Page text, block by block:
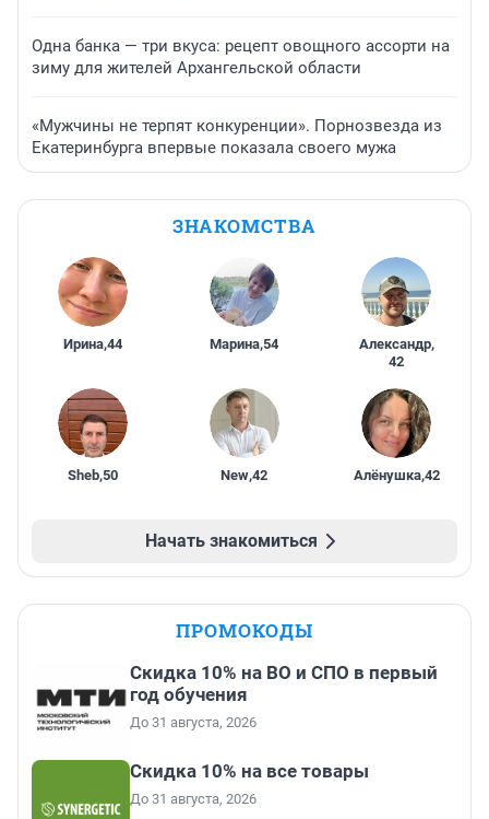
Одна банка — три вкуса: рецепт овощного ассорти на
зиму для жителей Архангельской области
«Мужчины не терпят конкуренции». Порнозвезда из
Екатеринбурга впервые показала своего мужа
ЗНАКОМСТВА
Ирина,44 Марина,54 Александр,
42
Sheb,50 New,42 Алёнушка,42
Начать знакомиться
ПРОМОКОДЫ
Скидка 10% на ВО и СПО в первый
год обучения
До 31 августа, 2026
Скидка 10% на все товары
До 31 августа, 2026